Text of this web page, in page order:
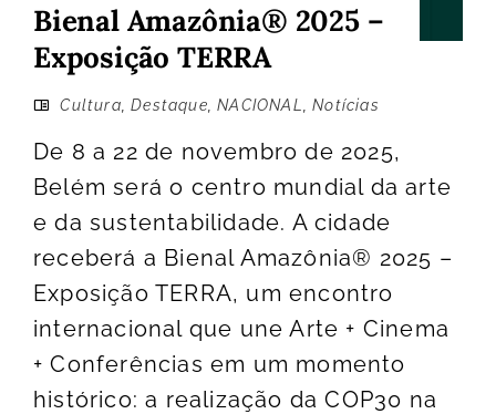
Bienal Amazônia® 2025 –
Exposição TERRA
Cultura ,Destaque ,NACIONAL ,Notícias
De 8 a 22 de novembro de 2025,
Belém será o centro mundial da arte
e da sustentabilidade. A cidade
receberá a Bienal Amazônia® 2025 –
Exposição TERRA, um encontro
internacional que une Arte + Cinema
+ Conferências em um momento
histórico: a realização da COP30 na